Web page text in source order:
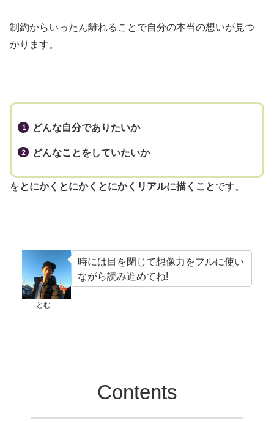
制約からいったん離れることで自分の本当の想いが見つ
かります。
どんな自分でありたいか
どんなことをしていたいか
をとにかくとにかくとにかくリアルに描くことです。
とむ
時には目を閉じて想像力をフルに使い
ながら読み進めてね!
Contents